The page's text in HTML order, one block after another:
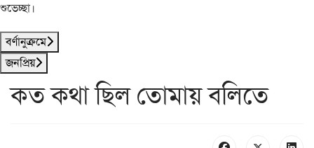
শুভেচ্ছা।
বর্ণানুক্রমে
জনপ্রিয়
কত কথা ছিল তোমায় বলিতে